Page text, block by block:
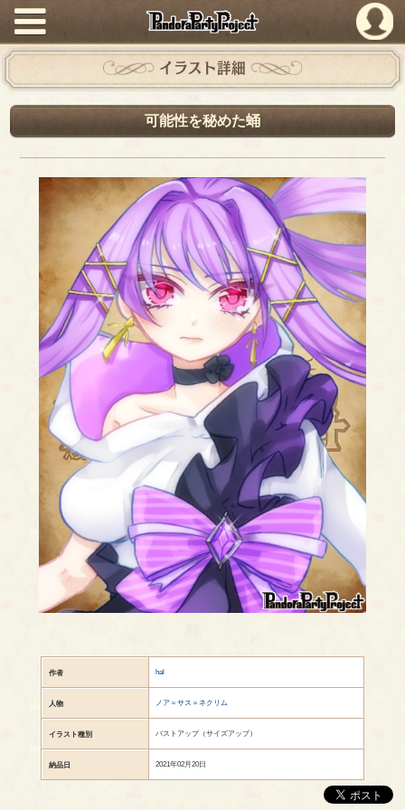
PandoraPartyProject
イラスト詳細
可能性を秘めた蛹
作者 hal
人物 ノア＝サス＝ネクリム
イラスト種別 バストアップ（サイズアップ）
納品日 2021年02月20日